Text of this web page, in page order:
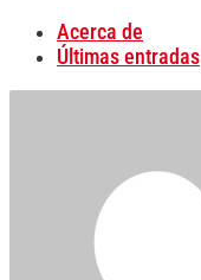
Acerca de
Últimas entradas